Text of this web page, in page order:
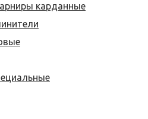
карданные